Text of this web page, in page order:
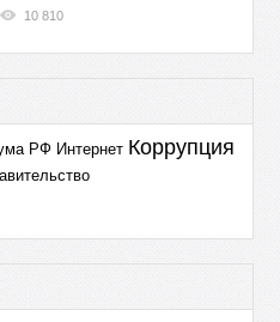
10 810
РФ Интернет Коррупция